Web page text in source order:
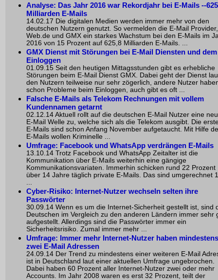
Analyse: Das Jahr 2016 war Rekordjahr bei E-Mails --
Milliarden E-Mails
14.02.17 Die digitalen Medien werden immer mehr von den
deutschen Nutzern genutzt. So vermelden die E-Mail Provider,
Web.de und GMX ein starkes Wachstum bei den E-Mails im
2016 von 15 Prozent auf 625,8 Milliarden E-Mails. ...
GMX Dienst mit Störungen bei E-Mail Diensten und dem
Einloggen
01.09.15 Seit den heutigen Mittagsstunden gibt es erhebliche
Störungen beim E-Mail Dienst GMX. Dabei geht der Dienst
den Nutzern teilweise nur sehr zögerlich, andere Nutzer
schon Probleme beim Einloggen, auch gibt es oft ...
Falsche E-Mails als Telekom Rechnungen mit vollem
Kundennamen getarnt
02.12.14 Aktuell rollt auf die deutschen E-Mail Nutzer eine
E-Mail Welle zu, welche sich als die Telekom ausgibt. Die
E-Mails sind schon Anfang November aufgetaucht. Mit Hilfe
E-Mails wollen Kriminelle ...
Umfrage: Facebook und WhatsApp verdrängen E-Mails
13.10.14 Trotz Facebook und WhatsApp Zeitalter ist die
Kommunikation über E-Mails weiterhin eine gängige
Kommunikationsvariaten. Immerhin schicken rund 22 Prozent
über 14 Jahre täglich private E-Mails. Das sind umgerechnet
Cyber-Risiko: Internet-Nutzer wechseln selten ihre
Passwörter
30.09.14 Wenn es um die Internet-Sicherheit gestellt ist, sind
Deutschen im Vergleich zu den anderen Ländern immer sehr
aufgestellt. Allerdings sind die Passwörter immer ein
Sicherheitsrisiko. Zumal immer mehr ...
Umfrage: Immer mehr Internet-Nutzer haben mindestens
zwei E-Mail Adressen
24.09.14 Der Trend zu mindestens einer weiteren E-Mail
ist in Deutschland laut einer aktuellen Umfrage ungebrochen.
Dabei haben 60 Prozent aller Internet-Nutzer zwei oder mehr
Accounts. Im Jahr 2008 waren es erst 32 Prozent, teilt der